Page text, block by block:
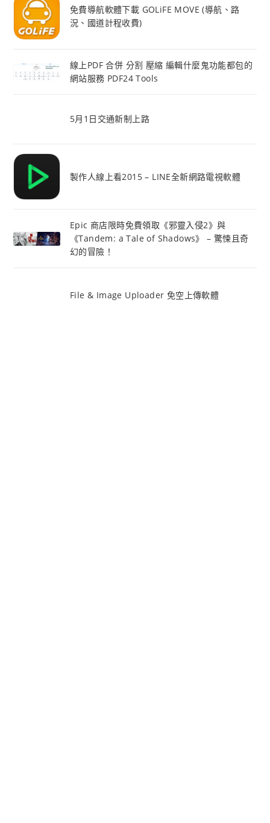
免費導航軟體下載 GOLiFE MOVE (導航、路
況、國道計程收費)
線上PDF 合併 分割 壓縮 編輯什麼鬼功能都包的
網站服務 PDF24 Tools
5月1日交通新制上路
製作人線上看2015 – LINE全新網路電視軟體
Epic 商店限時免費領取《邪靈入侵2》與
《Tandem: a Tale of Shadows》 – 驚悚且奇
幻的冒險！
File & Image Uploader 免空上傳軟體